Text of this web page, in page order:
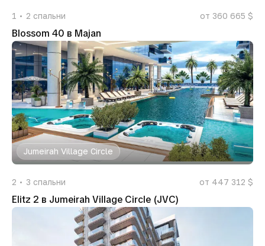
1 2 спальни от 360 665 $
Blossom 40 в Majan
Jumeirah Village Circle
2 3 спальни от 447 312 $
Elitz 2 в Jumeirah Village Circle (JVC)